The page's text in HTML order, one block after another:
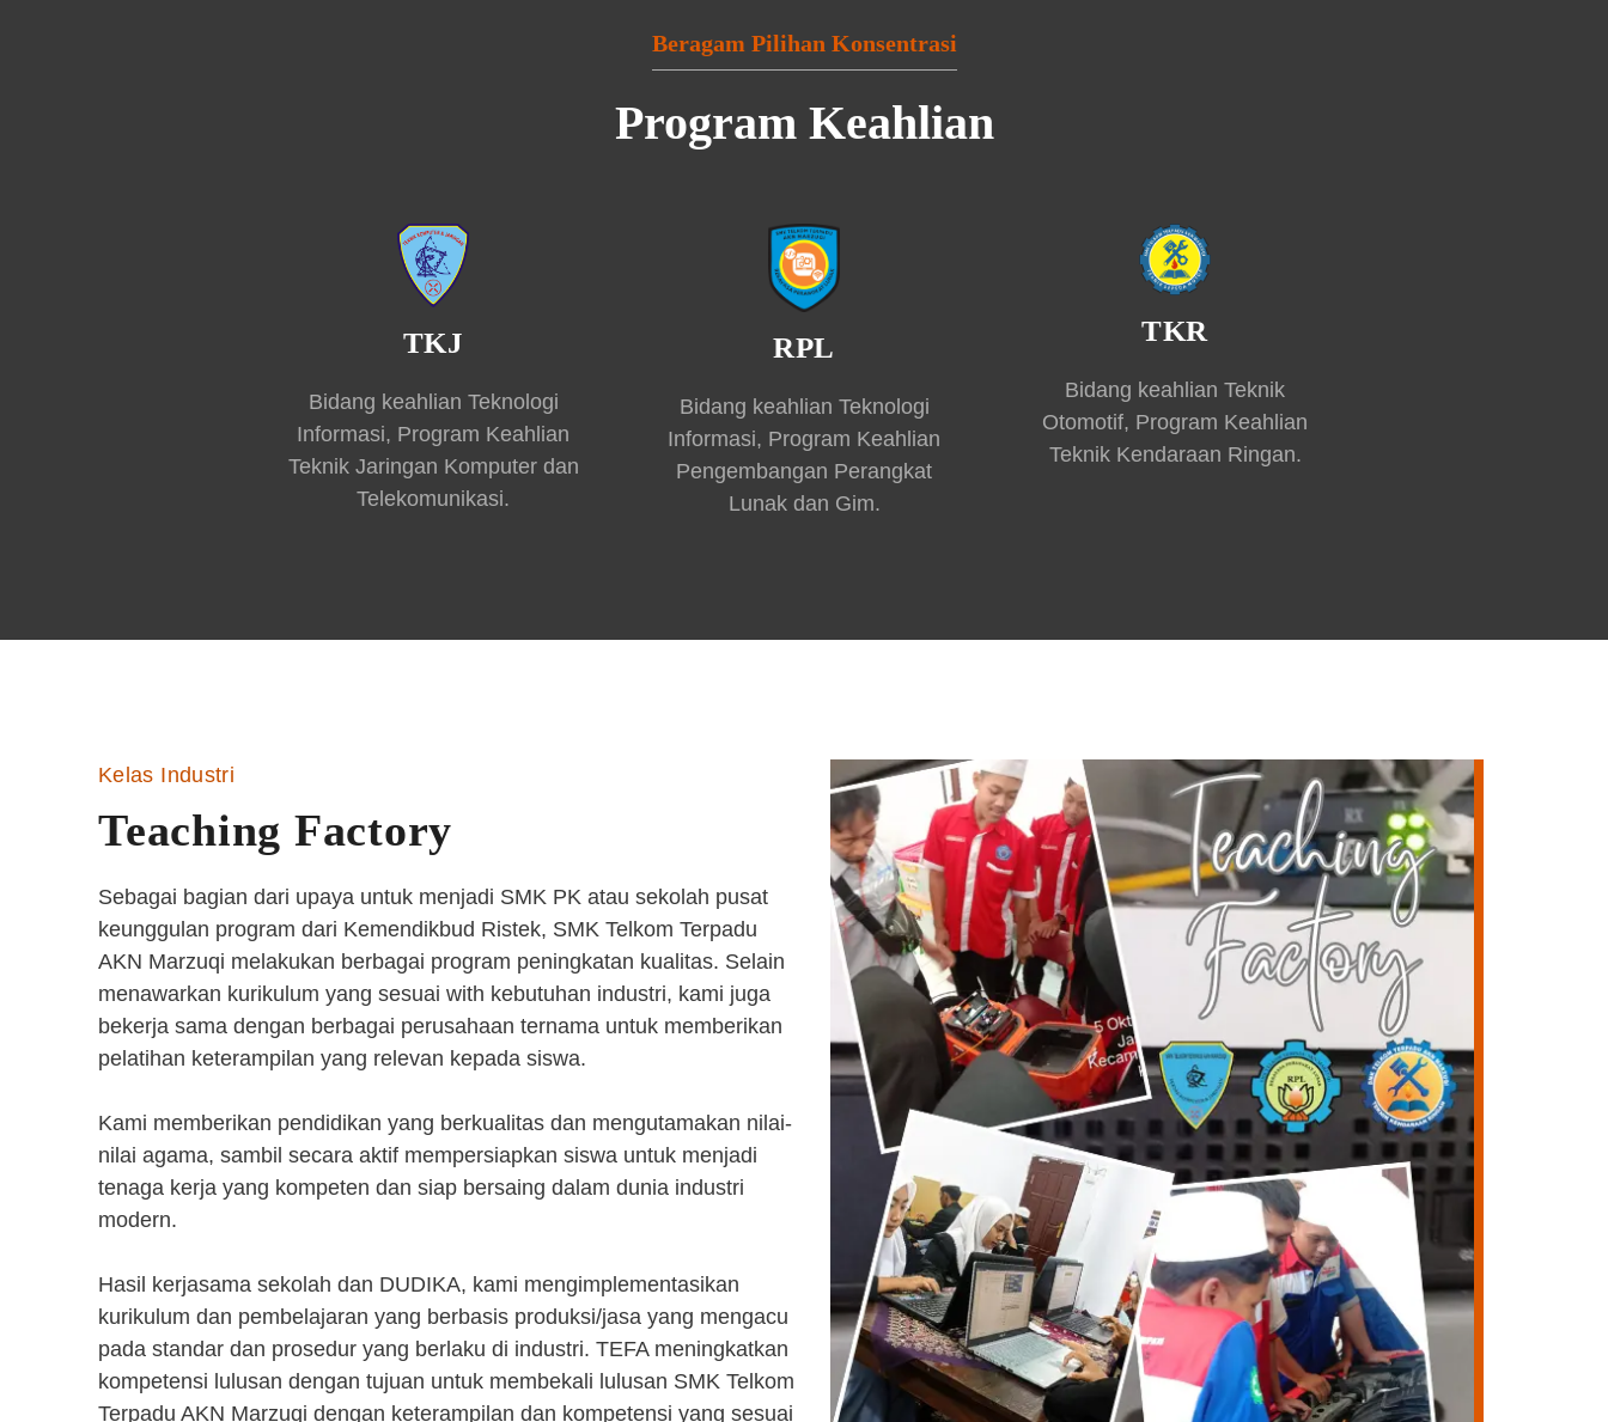
Beragam Pilihan Konsentrasi
Program Keahlian
TKJ
Bidang keahlian Teknologi
Informasi, Program Keahlian
Teknik Jaringan Komputer dan
Telekomunikasi.
RPL
Bidang keahlian Teknologi
Informasi, Program Keahlian
Pengembangan Perangkat
Lunak dan Gim.
TKR
Bidang keahlian Teknik
Otomotif, Program Keahlian
Teknik Kendaraan Ringan.
Kelas Industri
Teaching Factory
Sebagai bagian dari upaya untuk menjadi SMK PK atau sekolah pusat
keunggulan program dari Kemendikbud Ristek, SMK Telkom Terpadu
AKN Marzuqi melakukan berbagai program peningkatan kualitas. Selain
menawarkan kurikulum yang sesuai with kebutuhan industri, kami juga
bekerja sama dengan berbagai perusahaan ternama untuk memberikan
pelatihan keterampilan yang relevan kepada siswa.
Kami memberikan pendidikan yang berkualitas dan mengutamakan nilai-
nilai agama, sambil secara aktif mempersiapkan siswa untuk menjadi
tenaga kerja yang kompeten dan siap bersaing dalam dunia industri
modern.
Hasil kerjasama sekolah dan DUDIKA, kami mengimplementasikan
kurikulum dan pembelajaran yang berbasis produksi/jasa yang mengacu
pada standar dan prosedur yang berlaku di industri. TEFA meningkatkan
kompetensi lulusan dengan tujuan untuk membekali lulusan SMK Telkom
Terpadu AKN Marzuqi dengan keterampilan dan kompetensi yang sesuai